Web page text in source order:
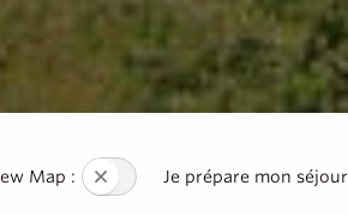
Map : Je prépare mon séjour